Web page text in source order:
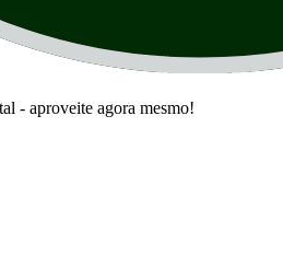
- aproveite agora mesmo!